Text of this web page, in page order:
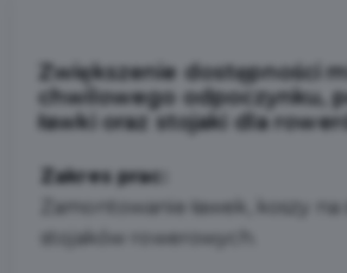
Zwiększenie dostępności
chwilowego odpoczynku,
ławki oraz stojaki dla
Zakres prac:
Zamontowanie ławek, koszy na
stojaków rowerowych.